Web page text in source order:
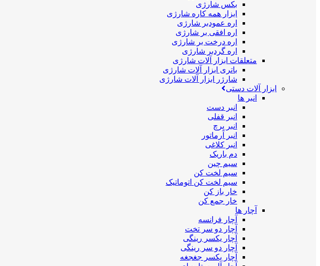
بکس شارژی
ابزار همه کاره شارژی
اره عمودبر شارژی
اره افقی بر شارژی
اره درخت بر شارژی
اره گردبر شارژی
متعلقات ابزار آلات شارژی
باتری ابزار آلات شارژی
شارژر ابزار آلات شارژی
ابزار آلات دستی
انبر ها
انبر دست
انبر قفلی
انبر پرچ
انبر آرماتور
انبر کلاغی
دم باریک
سیم چین
سیم لخت کن
سیم لخت کن اتوماتیک
خار باز کن
خار جمع کن
آچار ها
آچار فرانسه
آچار دو سر تخت
آچار یکسر رینگی
آچار دو سر رینگی
آچار یکسر جغجغه